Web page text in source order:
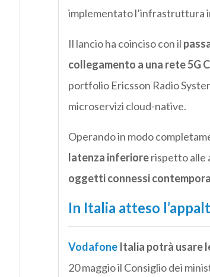
implementato l’infrastruttura
Il lancio ha coinciso con il
collegamento a una rete 5G
portfolio Ericsson Radio
microservizi cloud-native.
Operando in modo
latenza inferiorerispetto alle
oggetti connessi
In Italia atteso
VodafoneItalia potrà usare
20 maggio il Consiglio dei